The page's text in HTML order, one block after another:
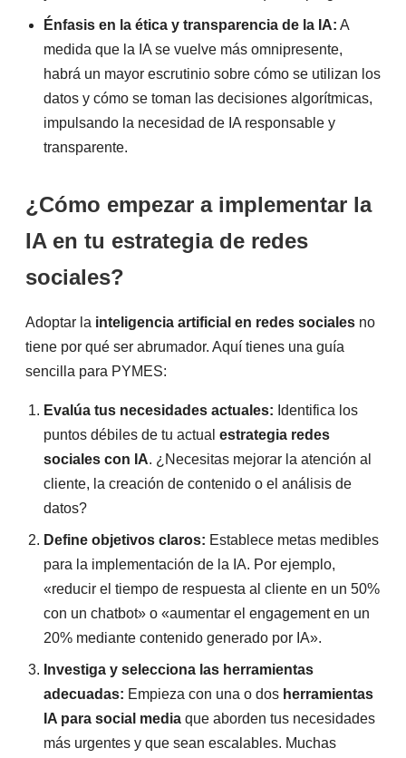
Énfasis en la ética y transparencia de la IA: A
medida que la IA se vuelve más omnipresente,
habrá un mayor escrutinio sobre cómo se utilizan los
datos y cómo se toman las decisiones algorítmicas,
impulsando la necesidad de IA responsable y
transparente.
¿Cómo empezar a implementar la
IA en tu estrategia de redes
sociales?
Adoptar la inteligencia artificial en redes sociales no
tiene por qué ser abrumador. Aquí tienes una guía
sencilla para PYMES:
Evalúa tus necesidades actuales: Identifica los
puntos débiles de tu actual estrategia redes
sociales con IA. ¿Necesitas mejorar la atención al
cliente, la creación de contenido o el análisis de
datos?
Define objetivos claros: Establece metas medibles
para la implementación de la IA. Por ejemplo,
«reducir el tiempo de respuesta al cliente en un 50%
con un chatbot» o «aumentar el engagement en un
20% mediante contenido generado por IA».
Investiga y selecciona las herramientas
adecuadas: Empieza con una o dos herramientas
IA para social media que aborden tus necesidades
más urgentes y que sean escalables. Muchas